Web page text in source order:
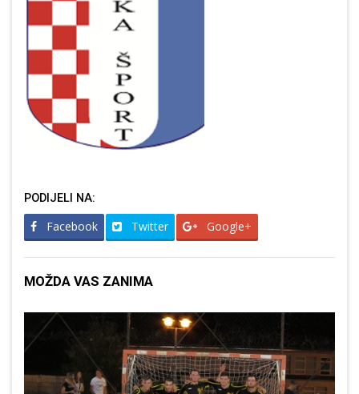
PODIJELI NA:
Facebook Twitter Google+
MOŽDA VAS ZANIMA